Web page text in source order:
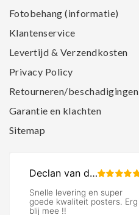
Fotobehang (informatie)
Klantenservice
Levertijd & Verzendkosten
Privacy Policy
Retourneren/beschadigingen
Garantie en klachten
Sitemap